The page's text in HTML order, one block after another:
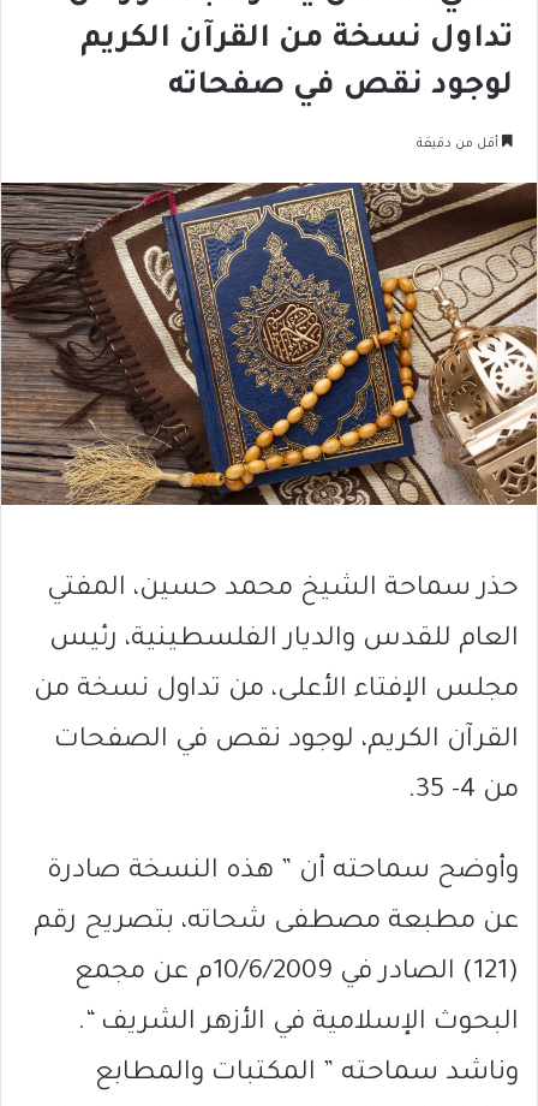
تداول نسخة من القرآن الكريم
لوجود نقص في صفحاته
أقل من دقيقة
حذر سماحة الشيخ محمد حسين، المفتي
العام للقدس والديار الفلسطينية، رئيس
مجلس الإفتاء الأعلى، من تداول نسخة من
القرآن الكريم، لوجود نقص في الصفحات
من 4- 35.
وأوضح سماحته أن ” هذه النسخة صادرة
عن مطبعة مصطفى شحاته، بتصريح رقم
(121) الصادر في 10/6/2009م عن مجمع
البحوث الإسلامية في الأزهر الشريف “.
وناشد سماحته ” المكتبات والمطابع